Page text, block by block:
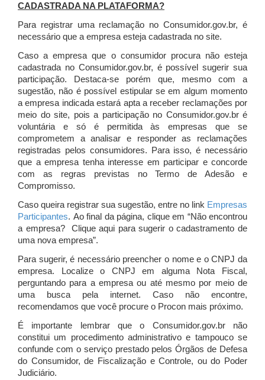
CADASTRADA NA PLATAFORMA?
Para registrar uma reclamação no Consumidor.gov.br, é
necessário que a empresa esteja cadastrada no site.
Caso a empresa que o consumidor procura não esteja
cadastrada no Consumidor.gov.br, é possível sugerir sua
participação. Destaca-se porém que, mesmo com a
sugestão, não é possível estipular se em algum momento
a empresa indicada estará apta a receber reclamações por
meio do site, pois a participação no Consumidor.gov.br é
voluntária e só é permitida às empresas que se
comprometem a analisar e responder as reclamações
registradas pelos consumidores. Para isso, é necessário
que a empresa tenha interesse em participar e concorde
com as regras previstas no Termo de Adesão e
Compromisso.
Caso queira registrar sua sugestão, entre no link Empresas
Participantes. Ao final da página, clique em “Não encontrou
a empresa? Clique aqui para sugerir o cadastramento de
uma nova empresa”.
Para sugerir, é necessário preencher o nome e o CNPJ da
empresa. Localize o CNPJ em alguma Nota Fiscal,
perguntando para a empresa ou até mesmo por meio de
uma busca pela internet. Caso não encontre,
recomendamos que você procure o Procon mais próximo.
É importante lembrar que o Consumidor.gov.br não
constitui um procedimento administrativo e tampouco se
confunde com o serviço prestado pelos Órgãos de Defesa
do Consumidor, de Fiscalização e Controle, ou do Poder
Judiciário.